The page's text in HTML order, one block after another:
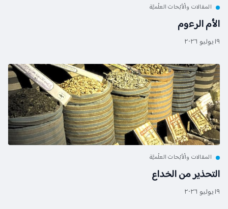
المقالات والْأبْحاث العلْميَّة
الأم الرءوم
١٩ يوليو ٢٠٢٦
المقالات والْأبْحاث العلْميَّة
التحذير من الخداع
١٩ يوليو ٢٠٢٦